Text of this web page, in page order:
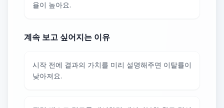
율이 높아요.
계속 보고 싶어지는 이유
시작 전에 결과의 가치를 미리 설명해주면 이탈률이
낮아져요.